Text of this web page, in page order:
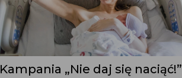
Kampania „Nie daj się naciąć!”